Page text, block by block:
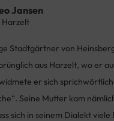
Jansen
Harzelt
Stadtgärtner von
aus Harzelt, wo er
er sich
Seine Mutter kam
sich in seinem Dialekt